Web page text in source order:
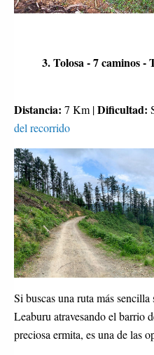
3. Tolosa - 7 caminos -
Distancia: 7 Km |Dificultad:
del recorrido
Si buscas una ruta más
Leaburu atravesando el barrio
preciosa ermita, es una de las